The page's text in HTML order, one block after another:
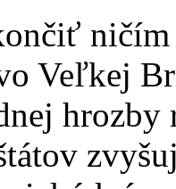
Veľkej